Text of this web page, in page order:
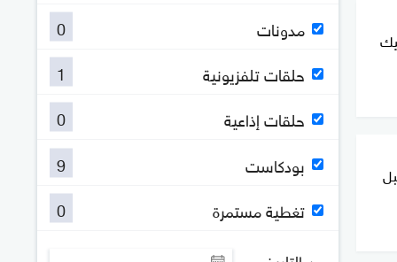
مدونات
0
حلقات تلفزيونية
1
حلقات إذاعية
0
بودكاست
9
تغطية مستمرة
0